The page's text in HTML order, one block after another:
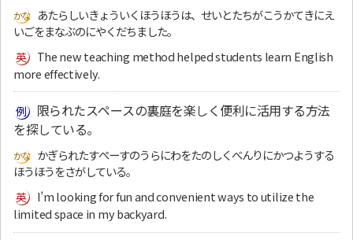
あたらしいきょういくほうほうは、せいとたちがこうかてきにえ
いごをまなぶのにやくだちました。
The new teaching method helped students learn English
more effectively.
限られたスペースの裏庭を楽しく便利に活用する方法
を探している。
かぎられたすぺーすのうらにわをたのしくべんりにかつようする
ほうほうをさがしている。
I’m looking for fun and convenient ways to utilize the
limited space in my backyard.